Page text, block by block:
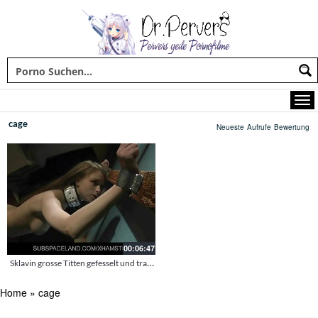
cage Neueste Aufrufe Bewertung
00:06:47
Sklavin grosse Titten gefesselt und trapped
Home » cage